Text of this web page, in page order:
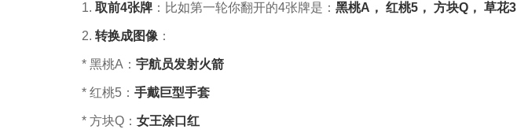
1. 取前4张牌 ：比如第一轮你翻开的4张牌是： 黑桃A， 红桃5， 方块Q， 草花3
2. 转换成图像 ：
* 黑桃A： 宇航员发射火箭
* 红桃5： 手戴巨型手套
* 方块Q： 女王涂口红